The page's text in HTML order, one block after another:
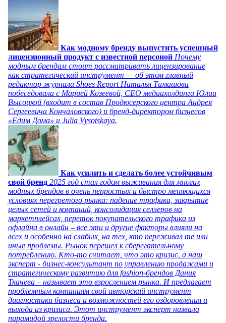
Как модному бренду выпустить успешный
лицензионный продукт с известной персоной Почему
модным брендам стоит рассматривать лицензирование
как стратегический инструмент — об этом главный
редактор журнала Shoes Report Наталья Тимашова
побеседовала с Марией Козеевой, СЕО медиахолдинга Юлии
Высоцкой (входит в состав Продюсерского центра Андрея
Сергеевича Кончаловского) и бренд-директором бизнесов
«Едим Дома» и Julia Vysotskaya.
Как усилить и сделать более устойчивым
свой бренд 2025 год стал годом выживания для многих
модных брендов в очень непростых и быстро меняющихся
условиях перегретого рынка: падение трафика, закрытие
целых сетей и компаний, консолидация селлеров на
маркетплейсах, переток покупательского трафика из
офлайна в онлайн – все эти и другие факторы влияли на
всех и особенно на слабых, на тех, кто переживал те или
иные проблемы. Рынок перешел к сберегательному
потреблению. Кто-то считает, что это кризис, а наш
эксперт - бизнес-консультант по управлению продажами и
стратегическому развитию для fashion-брендов Дания
Ткачева – называет это взрослением рынка. И предлагает
проблемным компаниям свой авторский инструмент
диагностики бизнеса и возможностей его оздоровления и
выхода из кризиса. Этот инструмент эксперт назвала
пирамидой зрелости бренда.